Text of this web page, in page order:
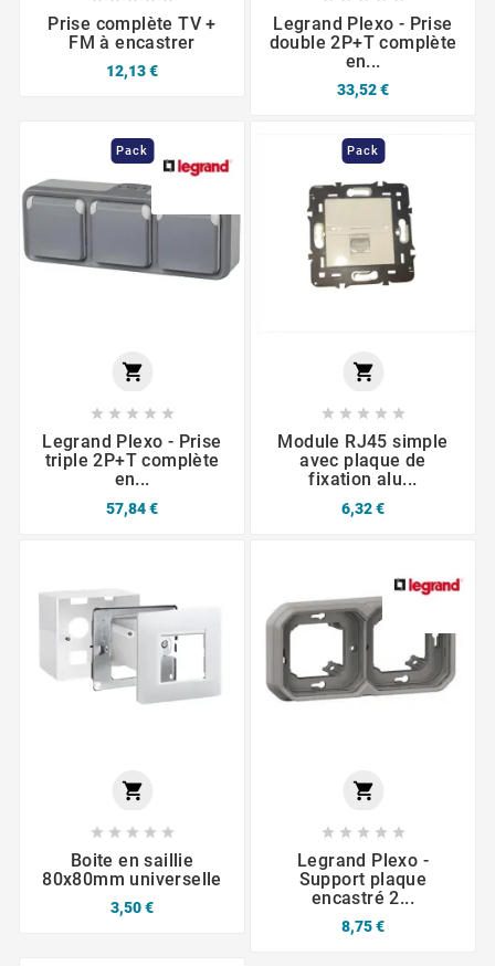
Prise complète TV +
FM à encastrer
12,13 €
Legrand Plexo - Prise
double 2P+T complète
en...
33,52 €
Pack

    
Legrand Plexo - Prise
triple 2P+T complète
en...
57,84 €
Pack

    
Module RJ45 simple
avec plaque de
fixation alu...
6,32 €

    
Boite en saillie
80x80mm universelle
3,50 €

    
Legrand Plexo -
Support plaque
encastré 2...
8,75 €